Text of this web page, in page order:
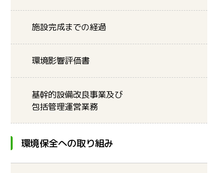
施設完成までの経過
環境影響評価書
基幹的設備改良事業及び
包括管理運営業務
環境保全への取り組み